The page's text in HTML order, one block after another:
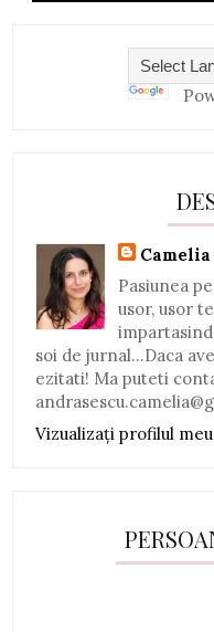
Pasiunea
usor, usor
soi de jurnal...Daca
ezitati! Ma puteti
Vizualizați profilul